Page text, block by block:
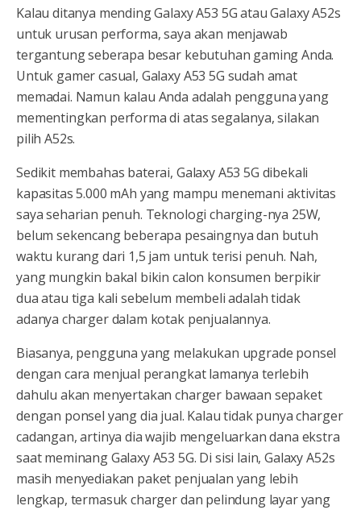
Kalau ditanya mending Galaxy A53 5G atau Galaxy A52s
untuk urusan performa, saya akan menjawab
tergantung seberapa besar kebutuhan gaming Anda.
Untuk gamer casual, Galaxy A53 5G sudah amat
memadai. Namun kalau Anda adalah pengguna yang
mementingkan performa di atas segalanya, silakan
pilih A52s.
Sedikit membahas baterai, Galaxy A53 5G dibekali
kapasitas 5.000 mAh yang mampu menemani aktivitas
saya seharian penuh. Teknologi charging-nya 25W,
belum sekencang beberapa pesaingnya dan butuh
waktu kurang dari 1,5 jam untuk terisi penuh. Nah,
yang mungkin bakal bikin calon konsumen berpikir
dua atau tiga kali sebelum membeli adalah tidak
adanya charger dalam kotak penjualannya.
Biasanya, pengguna yang melakukan upgrade ponsel
dengan cara menjual perangkat lamanya terlebih
dahulu akan menyertakan charger bawaan sepaket
dengan ponsel yang dia jual. Kalau tidak punya charger
cadangan, artinya dia wajib mengeluarkan dana ekstra
saat meminang Galaxy A53 5G. Di sisi lain, Galaxy A52s
masih menyediakan paket penjualan yang lebih
lengkap, termasuk charger dan pelindung layar yang